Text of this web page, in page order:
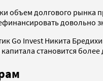
объем долгового
довольно
Go Invest Никита
становится